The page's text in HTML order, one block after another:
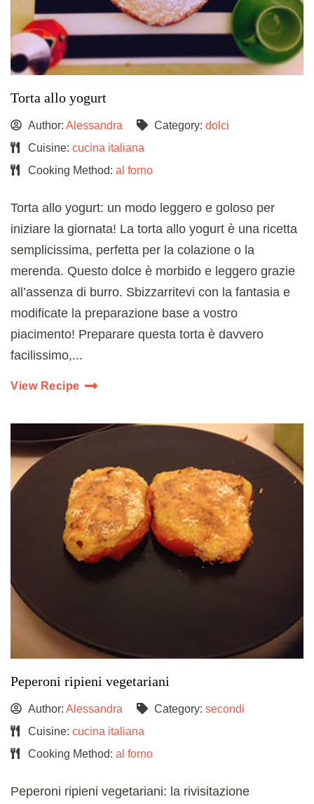
Torta allo yogurt
Author: Alessandra Category: dolci
Cuisine: cucina italiana
Cooking Method: al forno
Torta allo yogurt: un modo leggero e goloso per
iniziare la giornata! La torta allo yogurt è una ricetta
semplicissima, perfetta per la colazione o la
merenda. Questo dolce è morbido e leggero grazie
all’assenza di burro. Sbizzarritevi con la fantasia e
modificate la preparazione base a vostro
piacimento! Preparare questa torta è davvero
facilissimo,...
View Recipe
Peperoni ripieni vegetariani
Author: Alessandra Category: secondi
Cuisine: cucina italiana
Cooking Method: al forno
Peperoni ripieni vegetariani: la rivisitazione